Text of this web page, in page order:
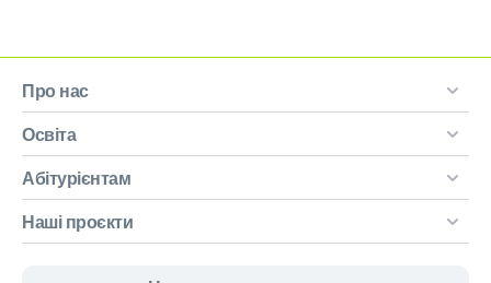
Про нас
Освіта
Абітурієнтам
Наші проєкти